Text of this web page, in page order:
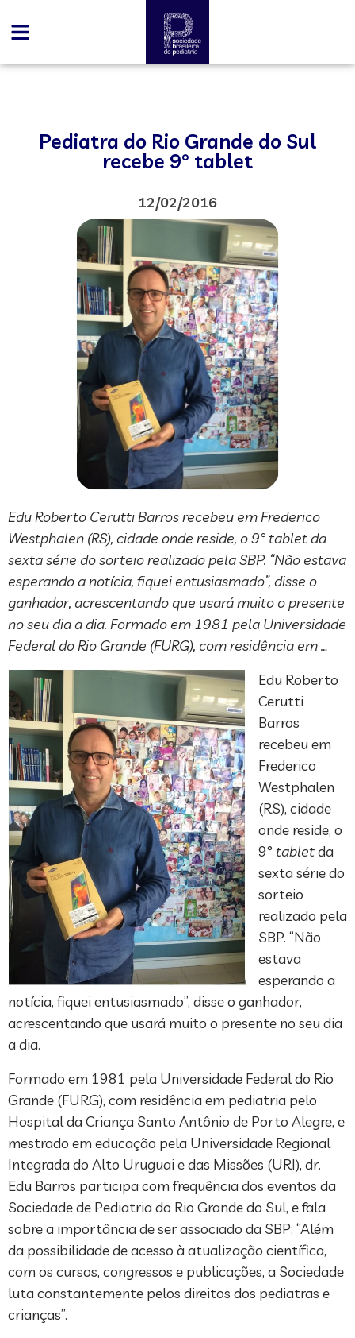
Pediatra do Rio Grande do Sul
recebe 9° tablet
12/02/2016
Edu Roberto Cerutti Barros recebeu em Frederico
Westphalen (RS), cidade onde reside, o 9° tablet da
sexta série do sorteio realizado pela SBP. “Não estava
esperando a notícia, fiquei entusiasmado”, disse o
ganhador, acrescentando que usará muito o presente
no seu dia a dia. Formado em 1981 pela Universidade
Federal do Rio Grande (FURG), com residência em …
Edu Roberto
Cerutti
Barros
recebeu em
Frederico
Westphalen
(RS), cidade
onde reside, o
9° tabletda
sexta série do
sorteio
realizado pela
SBP. “Não
estava
esperando a
notícia, fiquei entusiasmado”, disse o ganhador,
acrescentando que usará muito o presente no seu dia
a dia.
Formado em 1981 pela Universidade Federal do Rio
Grande (FURG), com residência em pediatria pelo
Hospital da Criança Santo Antônio de Porto Alegre, e
mestrado em educação pela Universidade Regional
Integrada do Alto Uruguai e das Missões (URI), dr.
Edu Barros participa com frequência dos eventos da
Sociedade de Pediatria do Rio Grande do Sul, e fala
sobre a importância de ser associado da SBP: “Além
da possibilidade de acesso à atualização científica,
com os cursos, congressos e publicações, a Sociedade
luta constantemente pelos direitos dos pediatras e
crianças”.